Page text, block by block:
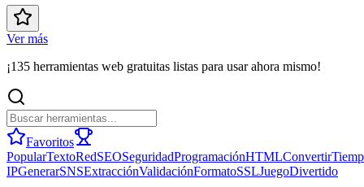
Ver más
¡135 herramientas web gratuitas listas para usar ahora mismo!
Favoritos
PopularTextoRedSEOSeguridadProgramaciónHTMLConvertir
IPGenerarSNSExtracciónValidaciónFormatoSSLJuegoDivertido